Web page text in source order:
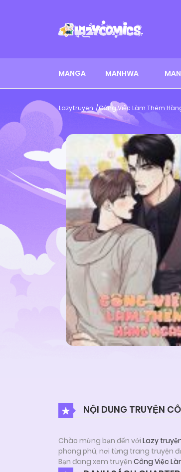
MANGA MANHWA
Lazytruyen Công Việc Làm Thêm
NỘI DUNG TRUYỆN
Chào mừng bạn đến với Lazy
phong phú, nơi từng trang truyện
Bạn đang xem truyện Công Việc